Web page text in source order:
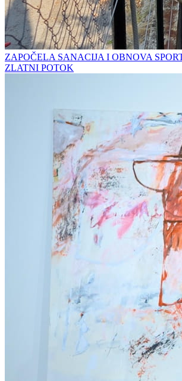
ZAPOČELA SANACIJA I OBNOVA
ZLATNI POTOK